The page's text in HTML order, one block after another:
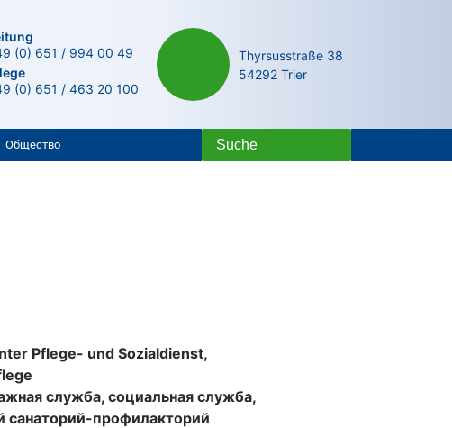
(0) 651 / 994 00 49
(0) 651 / 463 20 100
Thyrsusstraße 38
54292 Trier
Общество
Pflege- und Sozialdienst,
служба, социальная служба,
санаторий-профилакторий